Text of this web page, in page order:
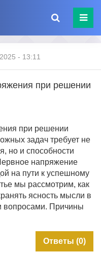
- 13:11
при решении
при решении
задач требует не
но и способности
напряжение
на пути к успешному
мы рассмотрим, как
ясность мысли в
вопросами. Причины
Ответы (0)